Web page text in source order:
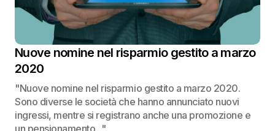
Nuove nomine nel risparmio gestito a marzo
2020
"Nuove nomine nel risparmio gestito a marzo 2020.
Sono diverse le società che hanno annunciato nuovi
ingressi, mentre si registrano anche una promozione e
un pensionamento..."